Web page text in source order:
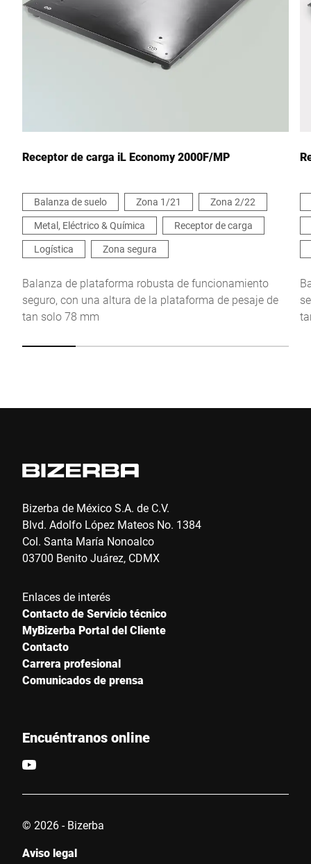
Receptor de carga iL Economy 2000F/MP
Balanza de suelo Zona 1/21
Zona 2/22
Metal, Eléctrico & Química
Receptor de carga
Logística
Zona segura
Balanza de plataforma robusta de funcionamiento
seguro, con una altura de la plataforma de pesaje de
tan solo 78 mm
Bizerba de México S.A. de C.V.
Blvd. Adolfo López Mateos No. 1384
Col. Santa María Nonoalco
03700 Benito Juárez, CDMX
Enlaces de interés
Contacto de Servicio técnico
MyBizerba Portal del Cliente
Contacto
Carrera profesional
Comunicados de prensa
Encuéntranos online
© 2026 - Bizerba
Aviso legal